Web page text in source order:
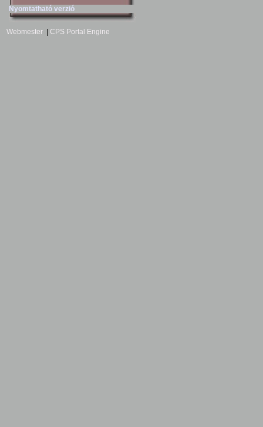
Nyomtatható verzió
Webmester CPS Portal Engine